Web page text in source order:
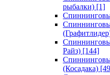
рыбалки) [1]
Райз) [144]
(Косадака)